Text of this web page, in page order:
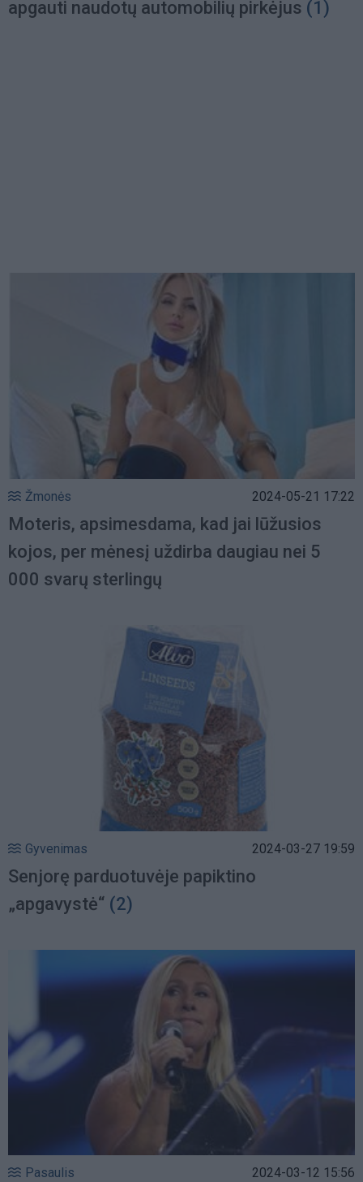
apgauti naudotų automobilių pirkėjus (1)
Žmonės 2024-05-21 17:22
Moteris, apsimesdama, kad jai lūžusios
kojos, per mėnesį uždirba daugiau nei 5
000 svarų sterlingų
Gyvenimas 2024-03-27 19:59
Senjorę parduotuvėje papiktino
„apgavystė“ (2)
Pasaulis 2024-03-12 15:56